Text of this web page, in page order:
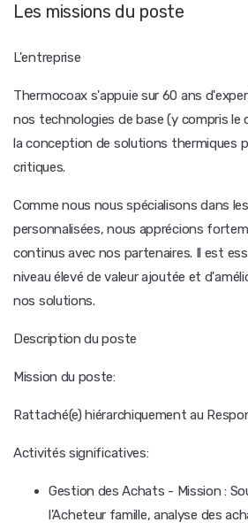
Les missions du poste
L'entreprise
Thermocoax s'appuie sur 60 ans
nos technologies de base (y compris le
la conception de solutions thermiques
critiques.
Comme nous nous spécialisons dans
personnalisées, nous apprécions
continus avec nos partenaires. Il est
niveau élevé de valeur ajoutée et
nos solutions.
Description du poste
Mission du poste:
Rattaché(e) hiérarchiquement au
Activités significatives:
Gestion des Achats - Mission :
l'Acheteur famille, analyse des